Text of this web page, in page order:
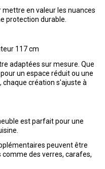
mettre en valeur les nuances
protection durable.
117 cm
adaptées sur mesure. Que
un espace réduit ou une
chaque création s'ajuste à
est parfait pour une
peuvent être
des verres, carafes,